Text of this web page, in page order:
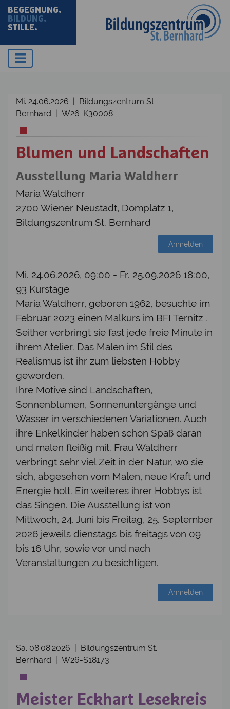
BEGEGNUNG.
BILDUNG.
STILLE.
Mi. 24.06.2026 | Bildungszentrum St.
Bernhard | W26-K30008
Blumen und Landschaften
Ausstellung Maria Waldherr
Maria Waldherr
2700 Wiener Neustadt, Domplatz 1,
Bildungszentrum St. Bernhard
Anmelden
Mi. 24.06.2026, 09:00 - Fr. 25.09.2026 18:00,
93 Kurstage
Maria Waldherr, geboren 1962, besuchte im
Februar 2023 einen Malkurs im BFI Ternitz .
Seither verbringt sie fast jede freie Minute in
ihrem Atelier. Das Malen im Stil des
Realismus ist ihr zum liebsten Hobby
geworden.
Ihre Motive sind Landschaften,
Sonnenblumen, Sonnenuntergänge und
Wasser in verschiedenen Variationen. Auch
ihre Enkelkinder haben schon Spaß daran
und malen fleißig mit. Frau Waldherr
verbringt sehr viel Zeit in der Natur, wo sie
sich, abgesehen vom Malen, neue Kraft und
Energie holt. Ein weiteres ihrer Hobbys ist
das Singen. Die Ausstellung ist von
Mittwoch, 24. Juni bis Freitag, 25. September
2026 jeweils dienstags bis freitags von 09
bis 16 Uhr, sowie vor und nach
Veranstaltungen zu besichtigen.
Anmelden
Sa. 08.08.2026 | Bildungszentrum St.
Bernhard | W26-S18173
Meister Eckhart Lesekreis